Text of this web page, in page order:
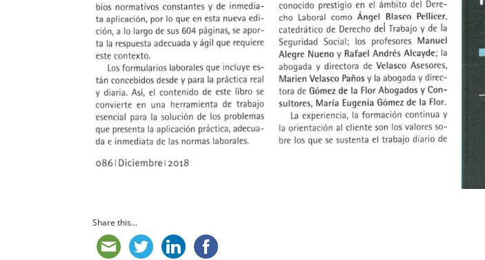
Share this...